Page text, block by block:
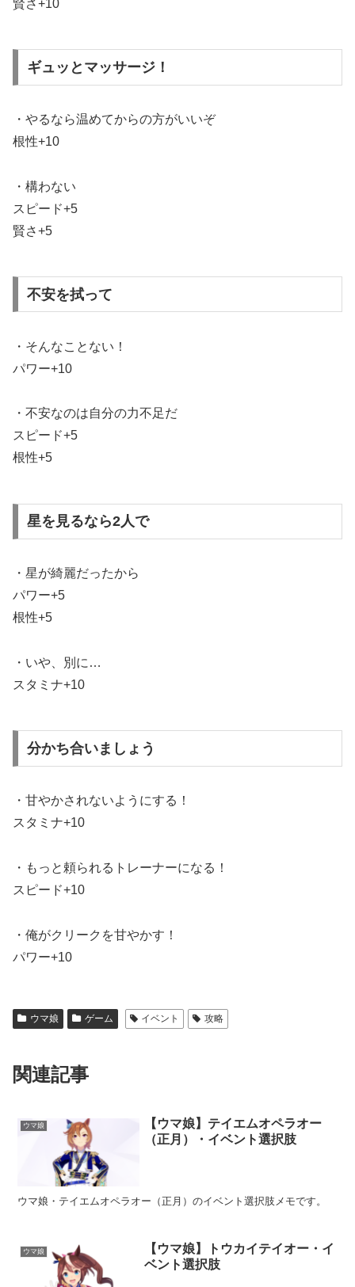
賢さ+10
ギュッとマッサージ！
・やるなら温めてからの方がいいぞ
根性+10
・構わない
スピード+5
賢さ+5
不安を拭って
・そんなことない！
パワー+10
・不安なのは自分の力不足だ
スピード+5
根性+5
星を見るなら2人で
・星が綺麗だったから
パワー+5
根性+5
・いや、別に…
スタミナ+10
分かち合いましょう
・甘やかされないようにする！
スタミナ+10
・もっと頼られるトレーナーになる！
スピード+10
・俺がクリークを甘やかす！
パワー+10
ウマ娘 ゲーム イベント 攻略
関連記事
ウマ娘
【ウマ娘】テイエムオペラオー
（正月）・イベント選択肢
ウマ娘・テイエムオペラオー（正月）のイベント選択肢メモです。
ウマ娘
【ウマ娘】トウカイテイオー・イ
ベント選択肢